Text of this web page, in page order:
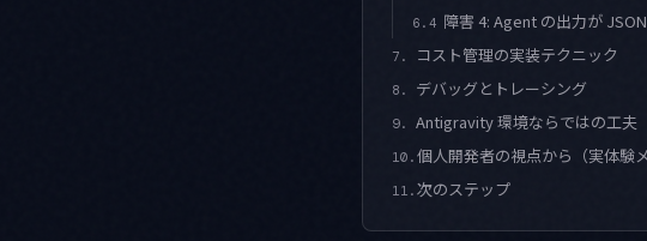
6.4 障害 4: Agent の出力が
7. コスト管理の実装テクニック
8. デバッグとトレーシング
9. Antigravity 環境ならではの工夫
10. 個人開発者の視点から（実体験メ
11. 次のステップ